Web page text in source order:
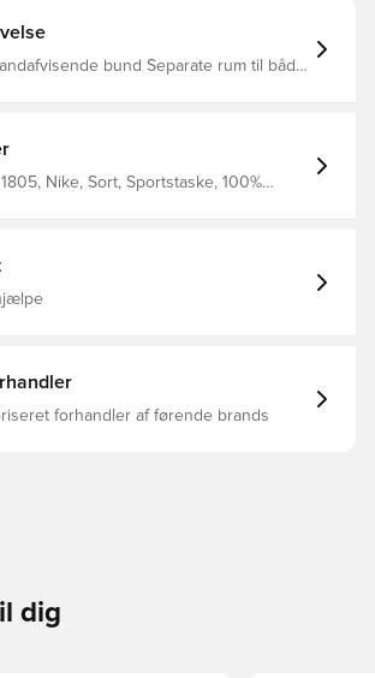
bund Separate rum til både
Nike, Sort, Sportstaske, 100%
forhandler af førende brands
dig